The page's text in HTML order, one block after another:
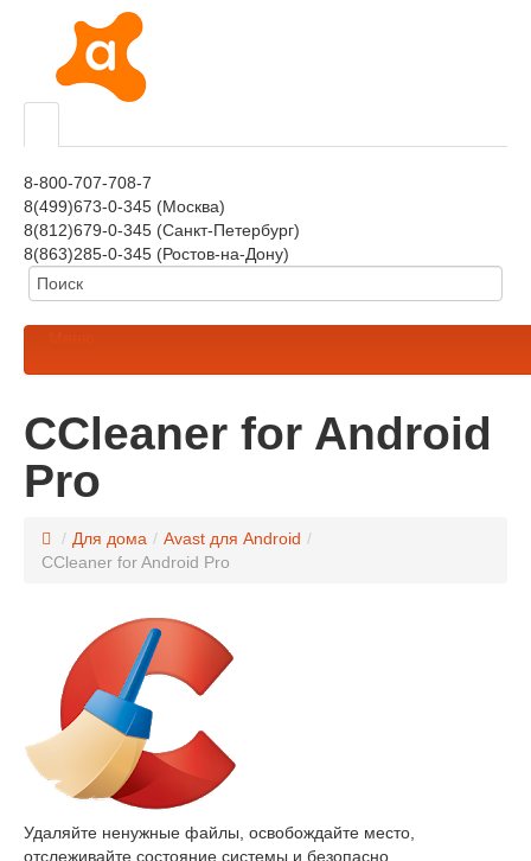
8-800-707-708-7
8(499)673-0-345 (Москва)
8(812)679-0-345 (Санкт-Петербург)
8(863)285-0-345 (Ростов-на-Дону)
CCleaner for Android
Pro
/ Для дома / Avast для Android /
CCleaner for Android Pro
Удаляйте ненужные файлы, освобождайте место,
отслеживайте состояние системы и безопасно